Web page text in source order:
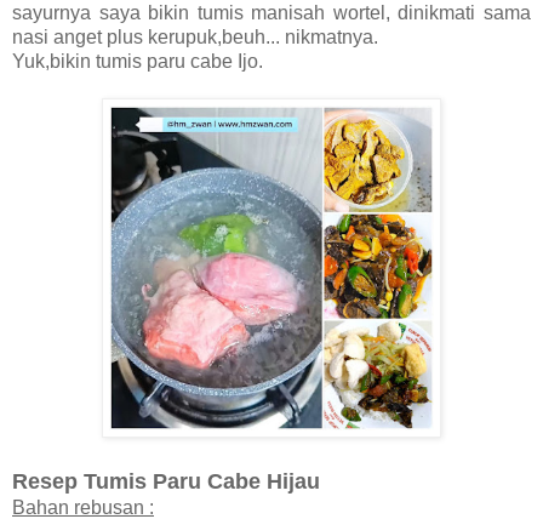
sayurnya saya bikin tumis manisah wortel, dinikmati sama
nasi anget plus kerupuk,beuh... nikmatnya.
Yuk,bikin tumis paru cabe Ijo.
Resep Tumis Paru Cabe Hijau
Bahan rebusan :